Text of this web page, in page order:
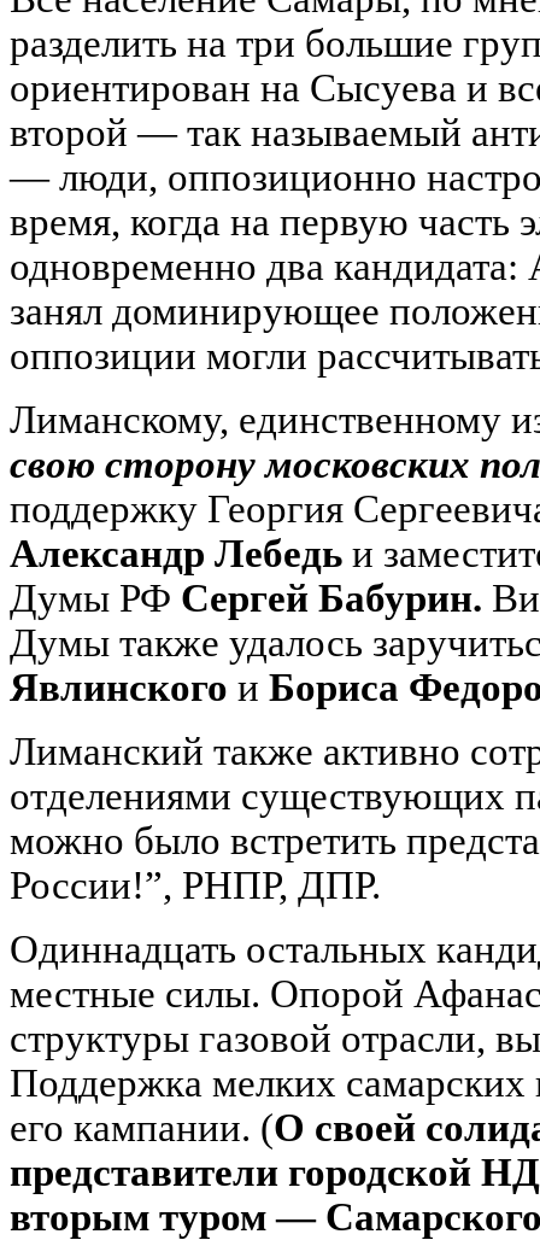
разделить на три большие
ориентирован на Сысуева и
второй — так называемый
— люди, оппозиционно
время, когда на первую часть
одновременно два
занял доминирующее
оппозиции могли
Лиманскому, единственному
свою сторону московских
поддержку Георгия
Александр Лебедь и
Думы РФ Сергей Бабурин.
Думы также удалось
Явлинского и Бориса
Лиманский также активно
отделениями существующих
можно было встретить
России!”, РНПР, ДПР.
Одиннадцать остальных
местные силы. Опорой
структуры газовой отрасли,
Поддержка мелких самарских
его кампании. (О своей
представители городской
вторым туром —